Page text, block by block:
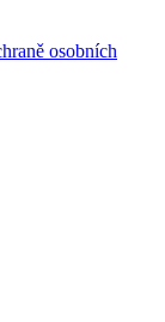
osobních